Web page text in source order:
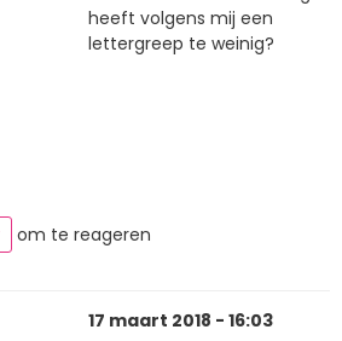
heeft volgens mij een
lettergreep te weinig?
om te reageren
17 maart 2018 - 16:03